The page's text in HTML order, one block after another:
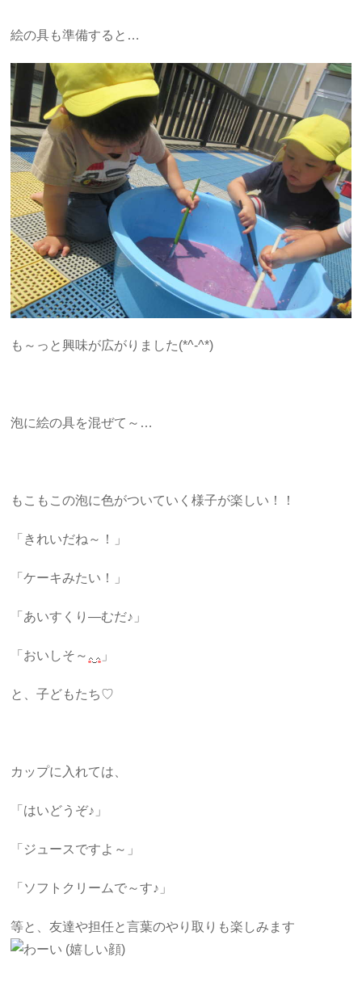
絵の具も準備すると…
も～っと興味が広がりました(*^-^*)
泡に絵の具を混ぜて～…
もこもこの泡に色がついていく様子が楽しい！！
「きれいだね～！」
「ケーキみたい！」
「あいすくり―むだ♪」
「おいしそ～ 」
と、子どもたち♡
カップに入れては、
「はいどうぞ♪」
「ジュースですよ～」
「ソフトクリームで～す♪」
等と、友達や担任と言葉のやり取りも楽しみます